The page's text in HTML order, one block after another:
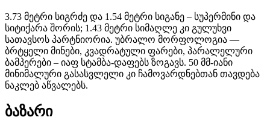
3.73 მეტრი სიგრძე და 1.54 მეტრი სიგანე – სუპერმინი და
სიტიქარა შორის; 1.43 მეტრი სიმაღლე კი გულუხვი
სათავსოს პარტნიორია. უბრალო მორფოლოგია —
ბრტყელი მინები, კვადრატული ფარები, პარალელური
ბამპერები – იაფ სტამბა-დაფებს ზოგავს. 50 მმ-იანი
მინიმალური გასასვლელი კი ჩამოვარდნებთან თავდება
ნაკლებ აწვალებს.
ბაზარი